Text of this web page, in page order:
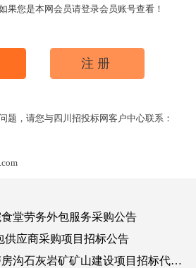
果您是本网会员请登录会员账号查看！
注册
题，请您与四川招投标网客户中心联系：
堂劳务外包服务采购公告
供应商采购项目招标公告
绵阳市安州区桑枣镇磨房沟石灰岩矿矿山建设项目招标代理机构比选公告